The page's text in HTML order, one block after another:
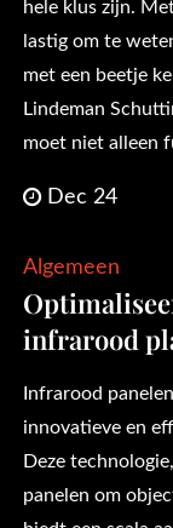
hele klus zijn.
lastig om te
met een beetje
Lindeman
moet niet alleen
Dec 24
Algemeen
infrarood
Infrarood
innovatieve en
Deze
panelen om